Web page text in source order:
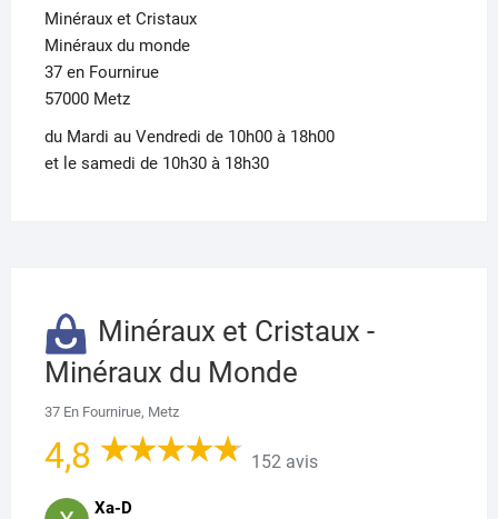
Minéraux et Cristaux
Minéraux du monde
37 en Fournirue
57000 Metz
du Mardi au Vendredi de 10h00 à 18h00
et le samedi de 10h30 à 18h30
Minéraux et Cristaux -
Minéraux du Monde
37 En Fournirue, Metz
4,8 152 avis
Xa-D